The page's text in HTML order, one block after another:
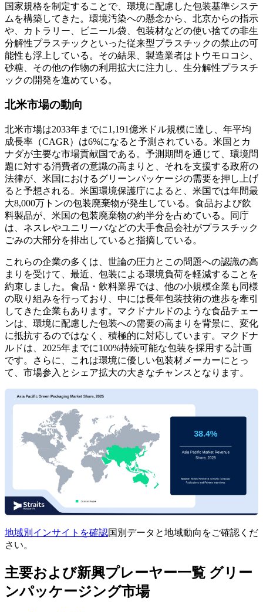
国家規格を制定することで、環境に配慮した包装基準システ
ムを構築してきた。環境汚染への懸念から、北京からの指示
や、カトラリー、ビニール袋、包装材などの使い捨ての非生
分解性プラスチックといった従来型プラスチックの禁止の可
能性も浮上している。その結果、製造業者はトウモロコシ、
砂糖、その他の作物の利用拡大に注力し、生分解性プラスチ
ックの開発を進めている。
北米市場の動向
北米市場は2033年までに1,191億米ドル規模に達し、年平均
成長率（CAGR）は6%になると予測されている。米国とカ
ナダが主要な市場貢献国である。予測期間を通じて、環境問
題に対する消費者の意識の高まりと、それを支援する政府の
法律が、米国におけるグリーンパッケージの需要を押し上げ
ると予想される。米国環境保護庁によると、米国では年間最
大8,000万トンの包装廃棄物が発生している。食品および飲
料製品が、米国の包装廃棄物の約半分を占めている。同庁
は、ネスレやユニリーバなどの大手食品会社がプラスチック
ごみの大部分を排出していると指摘している。
これらの企業の多くは、世論の圧力とこの問題への認識の高
まりを受けて、最近、包装による環境負荷を軽減することを
約束しました。食品・飲料業界では、他の小規模企業も同様
の取り組みを行っており、中には長年包装技術の進歩を牽引
してきた企業もあります。マクドナルドのような食品チェー
ンは、環境に配慮した包装への需要の高まりを背景に、変化
に抵抗するのではなく、積極的に対応しています。マクドナ
ルドは、2025年までに100%持続可能な包装を採用する計画
です。さらに、これは環境に優しい包装材メーカーにとっ
て、市場参入とシェア拡大の大きなチャンスとなります。
地域別インサイトを確認国別データと地域動向をご確認くだ
さい。
主要および新興プレーヤー一覧 グリー
ンパッケージング市場